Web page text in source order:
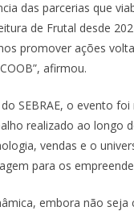
das parcerias que
de Frutal desde
promover ações
afirmou.
SEBRAE, o evento
realizado ao longo
vendas e o
para os
embora não